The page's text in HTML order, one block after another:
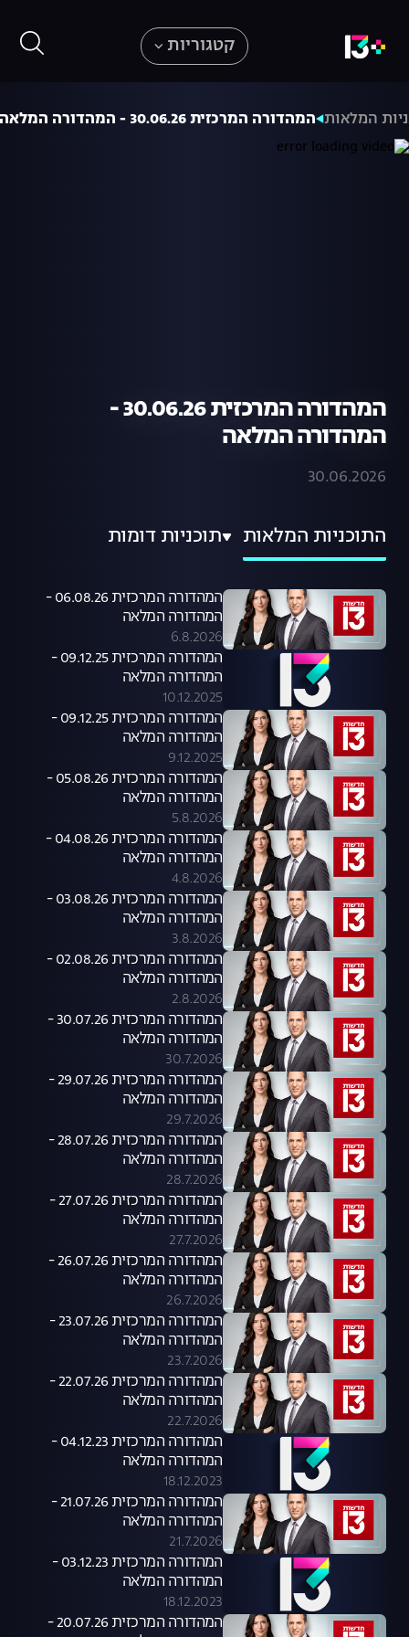
קטגוריות
המלאות המהדורה המרכזית 30.06.26 - המהדורה המלאה
המהדורה המרכזית 30.06.26 -
המהדורה המלאה
30.06.2026
התוכניות המלאות תוכניות דומות
המהדורה המרכזית 06.08.26 -
המהדורה המלאה
6.8.2026
המהדורה המרכזית 09.12.25 -
המהדורה המלאה
10.12.2025
המהדורה המרכזית 09.12.25 -
המהדורה המלאה
9.12.2025
המהדורה המרכזית 05.08.26 -
המהדורה המלאה
5.8.2026
המהדורה המרכזית 04.08.26 -
המהדורה המלאה
4.8.2026
המהדורה המרכזית 03.08.26 -
המהדורה המלאה
3.8.2026
המהדורה המרכזית 02.08.26 -
המהדורה המלאה
2.8.2026
המהדורה המרכזית 30.07.26 -
המהדורה המלאה
30.7.2026
המהדורה המרכזית 29.07.26 -
המהדורה המלאה
29.7.2026
המהדורה המרכזית 28.07.26 -
המהדורה המלאה
28.7.2026
המהדורה המרכזית 27.07.26 -
המהדורה המלאה
27.7.2026
המהדורה המרכזית 26.07.26 -
המהדורה המלאה
26.7.2026
המהדורה המרכזית 23.07.26 -
המהדורה המלאה
23.7.2026
המהדורה המרכזית 22.07.26 -
המהדורה המלאה
22.7.2026
המהדורה המרכזית 04.12.23 -
המהדורה המלאה
18.12.2023
המהדורה המרכזית 21.07.26 -
המהדורה המלאה
21.7.2026
המהדורה המרכזית 03.12.23 -
המהדורה המלאה
18.12.2023
המהדורה המרכזית 20.07.26 -